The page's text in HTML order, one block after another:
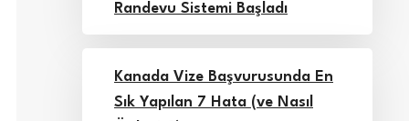
Randevu Sistemi Başladı
Kanada Vize Başvurusunda En
Sık Yapılan 7 Hata (ve Nasıl